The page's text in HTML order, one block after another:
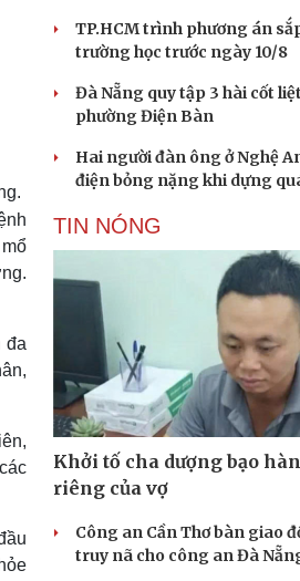
đa
TP.HCM trình phương án
trường học trước ngày 10/8
Đà Nẵng quy tập 3 hài cốt
phường Điện Bàn
Hai người đàn ông ở Nghệ
điện bỏng nặng khi dựng
TIN NÓNG
Khởi tố cha dượng bạo
riêng của vợ
Công an Cần Thơ bàn giao
truy nã cho công an Đà